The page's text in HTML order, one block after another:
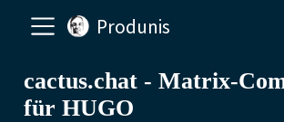
Produnis
cactus.chat - Matrix-
für HUGO